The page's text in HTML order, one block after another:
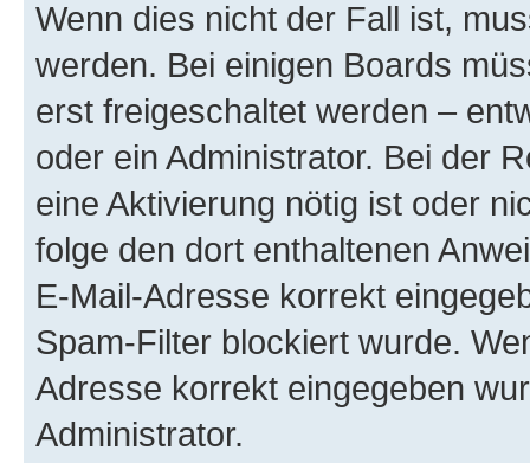
Wenn dies nicht der Fall ist,
werden. Bei einigen Boards
erst freigeschaltet werden –
oder ein Administrator. Bei der
eine Aktivierung nötig ist oder
folge den dort enthaltenen
E-Mail-Adresse korrekt
Spam-Filter blockiert wurde.
Adresse korrekt eingegeben
Administrator.